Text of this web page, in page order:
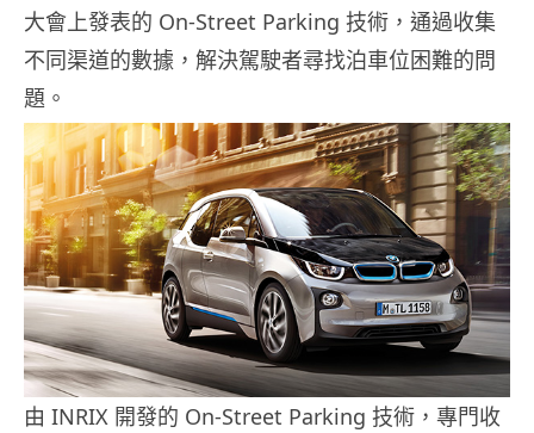
大會上發表的 On-Street Parking 技術，通過收集
不同渠道的數據，解決駕駛者尋找泊車位困難的問
題。
由 INRIX 開發的 On-Street Parking 技術，專門收